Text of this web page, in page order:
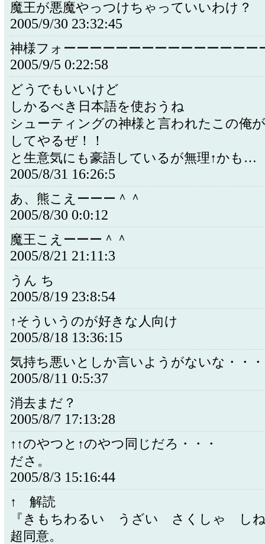
魔王が悪魔やっつけちゃっていいわけ？
2005/9/30 23:32:45
神様フォーーーーーーーーーーーーーーー
2005/9/5 0:22:58
どうでもいいけど
しかるべき日本語を使おうね
シューティングの神様と言われたこの俺
してやるぜ！！
と生意気にも豪語しているが無理↑かも…
2005/8/31 16:26:5
あ、熊こえーーー＾＾
2005/8/30 0:0:12
魔王こえーーー＾＾
2005/8/21 21:11:3
うん ち
2005/8/19 23:8:54
↑そういうのが好きな人向け
2005/8/18 13:36:15
気持ち悪いとしか言いようがないな・・・
2005/8/11 0:5:37
消去まだ？
2005/8/7 17:13:28
↑↑のやつと↑のやつ同じだろ・・・
ださ。
2005/8/3 15:16:44
↑ 解読
『きもちわるい うざい さくしゃ し
超同意。